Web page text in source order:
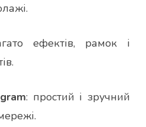
ефектів, рамок і
: простий і зручний